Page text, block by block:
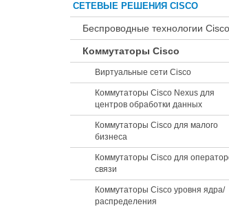
СЕТЕВЫЕ РЕШЕНИЯ CISCO
Беспроводные технологии Cisco
Коммутаторы Cisco
Виртуальные сети Cisco
Коммутаторы Cisco Nexus для
центров обработки данных
Коммутаторы Cisco для малого
бизнеса
Коммутаторы Cisco для
связи
Коммутаторы Cisco уровня ядра/
распределения